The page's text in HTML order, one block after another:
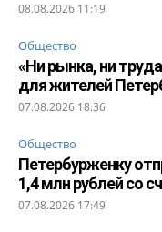
08.08.2026 11:19
Общество
«Ни рынка, ни
для жителей
07.08.2026 18:36
Общество
Петербурженку
1,4 млн рублей со
07.08.2026 17:49